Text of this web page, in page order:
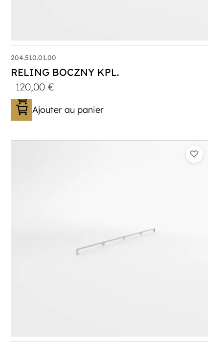
204.510.01.00
RELING BOCZNY KPL.
120,00€
Ajouter au panier